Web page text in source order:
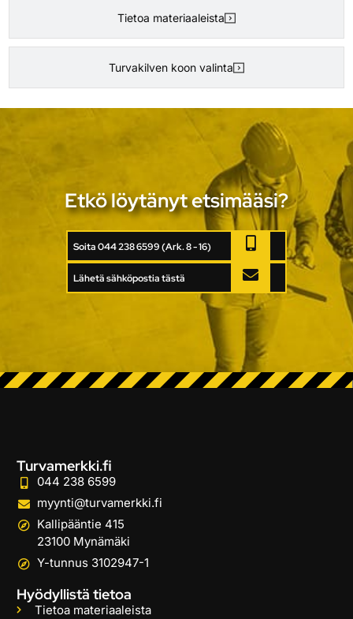
Tietoa materiaaleista
Turvakilven koon valinta
Etkö löytänyt etsimääsi?
Soita 044 238 6599 (Ark. 8 - 16)
Lähetä sähköpostia tästä
Turvamerkki.fi
044 238 6599
myynti@turvamerkki.fi
Kallipääntie 415
23100 Mynämäki
Y-tunnus 3102947-1
Hyödyllistä tietoa
Tietoa materiaaleista